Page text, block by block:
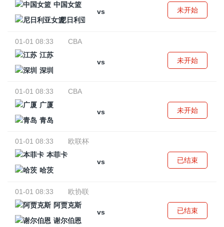
中国女篮
vs
尼日利亚女篮
未开始
01-01 08:33
CBA
江苏
vs
深圳
未开始
01-01 08:33
CBA
广厦
vs
青岛
未开始
01-01 08:33
欧联杯
本菲卡
vs
哈茨
已结束
01-01 08:33
欧协联
阿贾克斯
vs
谢尔伯恩
已结束